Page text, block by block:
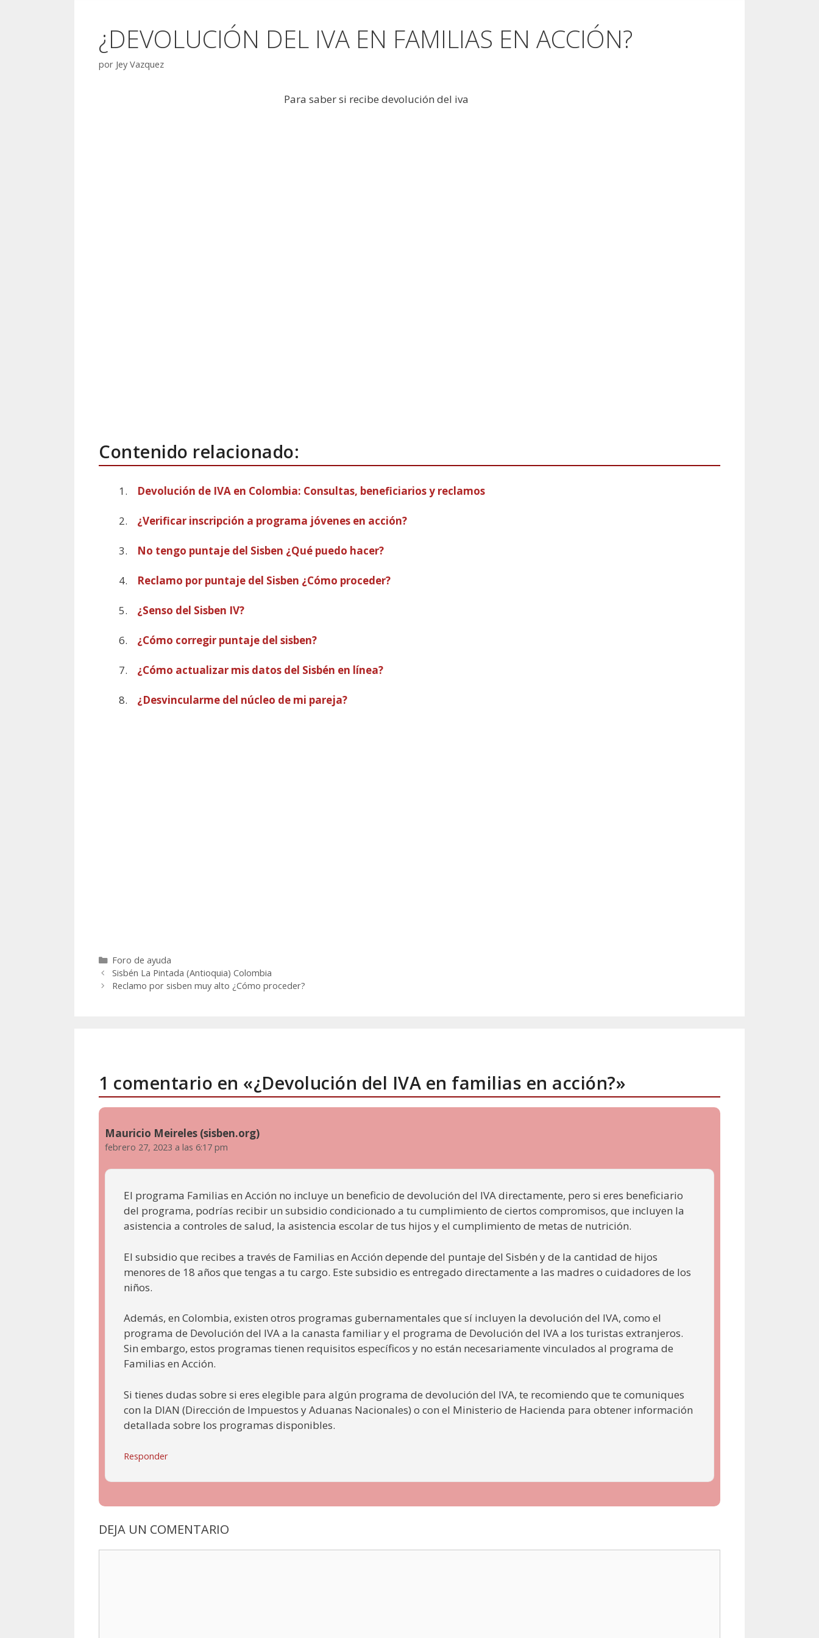
¿DEVOLUCIÓN DEL IVA EN FAMILIAS EN ACCIÓN?
por Jey Vazquez
Para saber si recibe devolución del iva
Contenido relacionado:
Devolución de IVA en Colombia: Consultas, beneficiarios y reclamos
¿Verificar inscripción a programa jóvenes en acción?
No tengo puntaje del Sisben ¿Qué puedo hacer?
Reclamo por puntaje del Sisben ¿Cómo proceder?
¿Senso del Sisben IV?
¿Cómo corregir puntaje del sisben?
¿Cómo actualizar mis datos del Sisbén en línea?
¿Desvincularme del núcleo de mi pareja?
Categorías
Foro de ayuda
Sisbén La Pintada (Antioquia) Colombia
Reclamo por sisben muy alto ¿Cómo proceder?
1 comentario en «¿Devolución del IVA en familias en acción?»
Mauricio Meireles (sisben.org)
febrero 27, 2023 a las 6:17 pm
El programa Familias en Acción no incluye un beneficio de devolución del IVA directamente, pero si eres beneficiario
del programa, podrías recibir un subsidio condicionado a tu cumplimiento de ciertos compromisos, que incluyen la
asistencia a controles de salud, la asistencia escolar de tus hijos y el cumplimiento de metas de nutrición.
El subsidio que recibes a través de Familias en Acción depende del puntaje del Sisbén y de la cantidad de hijos
menores de 18 años que tengas a tu cargo. Este subsidio es entregado directamente a las madres o cuidadores de los
niños.
Además, en Colombia, existen otros programas gubernamentales que sí incluyen la devolución del IVA, como el
programa de Devolución del IVA a la canasta familiar y el programa de Devolución del IVA a los turistas extranjeros.
Sin embargo, estos programas tienen requisitos específicos y no están necesariamente vinculados al programa de
Familias en Acción.
Si tienes dudas sobre si eres elegible para algún programa de devolución del IVA, te recomiendo que te comuniques
con la DIAN (Dirección de Impuestos y Aduanas Nacionales) o con el Ministerio de Hacienda para obtener información
detallada sobre los programas disponibles.
Responder
DEJA UN COMENTARIO